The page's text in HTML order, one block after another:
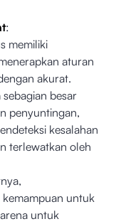
:
memiliki
aturan
akurat.
sebagian besar
penyuntingan,
kesalahan
terlewatkan oleh
untuk
untuk